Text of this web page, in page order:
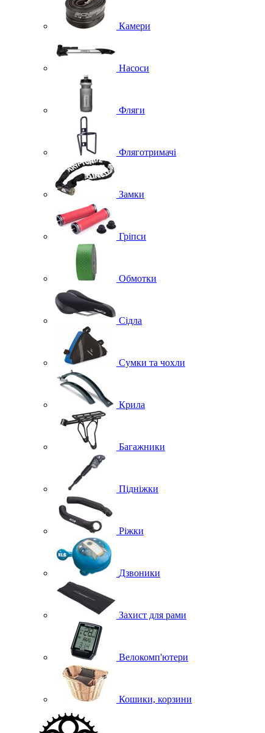
Камери
Насоси
Фляги
Фляготримачі
Замки
Гріпси
Обмотки
Сідла
Сумки та чохли
Крила
Багажники
Підніжки
Ріжки
Дзвоники
Захист для рами
Велокомп'ютери
Кошики, корзини